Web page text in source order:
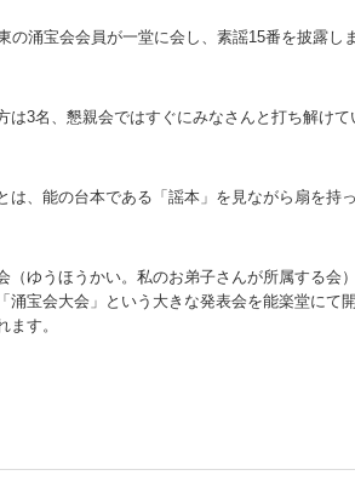
の涌宝会会員が一堂に会し、素謡15番を披露し
は3名、懇親会ではすぐにみなさんと打ち解けて
は、能の台本である「謡本」を見ながら扇を持
（ゆうほうかい。私のお弟子さんが所属する会
涌宝会大会」という大きな発表会を能楽堂にて
ます。